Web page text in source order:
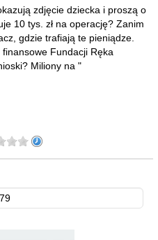
zdjęcie dziecka i proszą o
10 tys. zł na operację? Zanim
gdzie trafiają te pieniądze.
Fundacji Ręka
Miliony na "